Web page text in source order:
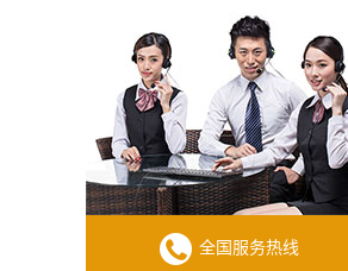
CNC数控螺纹加工的质量与效率
全国服务热线